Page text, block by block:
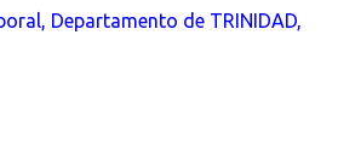
Departamento de TRINIDAD,